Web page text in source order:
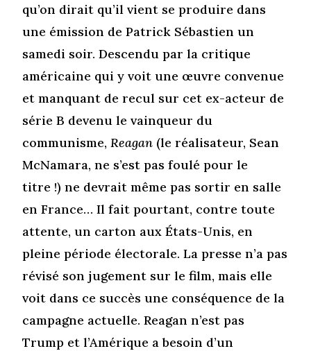
qu’on dirait qu’il vient se produire dans
une émission de Patrick Sébastien un
samedi soir. Descendu par la critique
américaine qui y voit une œuvre convenue
et manquant de recul sur cet ex-acteur de
série B devenu le vainqueur du
communisme,Reagan (le réalisateur, Sean
McNamara, ne s’est pas foulé pour le
titre !) ne devrait même pas sortir en salle
en France… Il fait pourtant, contre toute
attente, un carton aux États-Unis, en
pleine période électorale. La presse n’a pas
révisé son jugement sur le film, mais elle
voit dans ce succès une conséquence de la
campagne actuelle. Reagan n’est pas
Trump et l’Amérique a besoin d’un